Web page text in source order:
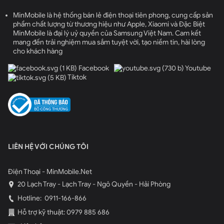
Điện thoại có 5 màu sắc độc đáo: Xanh Lưu Ly, Xanh
Mòng Két, Hồng, Trắng và Đen. Màu đen vẫn giữ lại sự
cổ điển, trong khi màu trắng trở lại đầy tinh tế. Ba màu
mới – đặc biệt là Xanh Lưu Ly và Hồng – được phối đậm
của thế hệ trước.
Camera iPhone 16 bản Hàn nâng cấp đáng
kể
trên iPhone 14 và 15, cụm camera trên iPhone 16 được
mang hơi hướng hiện đại và mạnh mẽ hơn. Bộ đôi
camera này bao gồm camera Fusion 48MP và ống kính
Ultra Wide 12MP.
Camera Fusion 48MP, với thiết kế 2 trong 1, không chỉ
MinMobile là hệ thống bán lẻ điện thoại tiên phong, cung cấp sản
phẩm chất lượng từ thương hiệu như Apple, Xiaomi và Đặc Biệt
MinMobile là đại lý uỷ quyền của Samsung Việt Nam. Cam kết
mang đến trải nghiệm mua sắm tuyệt vời, tạo niềm tin, hài lòng
cho khách hàng
Facebook
Youtube
Tiktok
LIÊN HỆ VỚI CHÚNG TÔI
Điện Thoại - MinMobile.Net
20 Lạch Tray - Lạch Tray - Ngô Quyền - Hải Phòng
Hotline: 0911-166-866
Hỗ trợ kỹ thuật: 0979 885 686